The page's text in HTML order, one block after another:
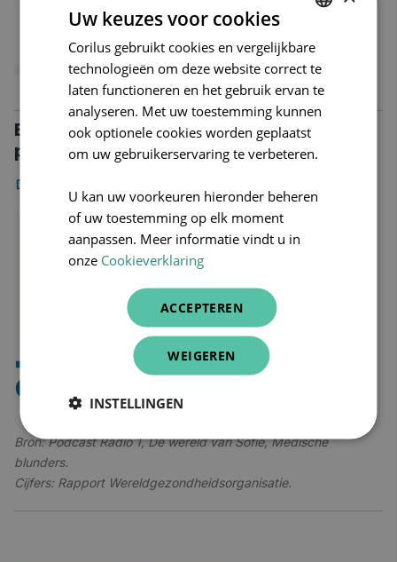
Beluister hieronder de volledige
podcast.
Bron: Podcast Radio 1, De wereld van Sofie, Medische
blunders.
Cijfers: Rapport Wereldgezondheidsorganisatie.
DUTCH
FRENCH
Uw keuzes voor cookies
Corilus gebruikt cookies en vergelijkbare
technologieën om deze website correct te
laten functioneren en het gebruik ervan te
analyseren. Met uw toestemming kunnen
ook optionele cookies worden geplaatst
om uw gebruikerservaring te verbeteren.
U kan uw voorkeuren hieronder beheren
of uw toestemming op elk moment
aanpassen. Meer informatie vindt u in
onze Cookieverklaring
ACCEPTEREN
WEIGEREN
INSTELLINGEN